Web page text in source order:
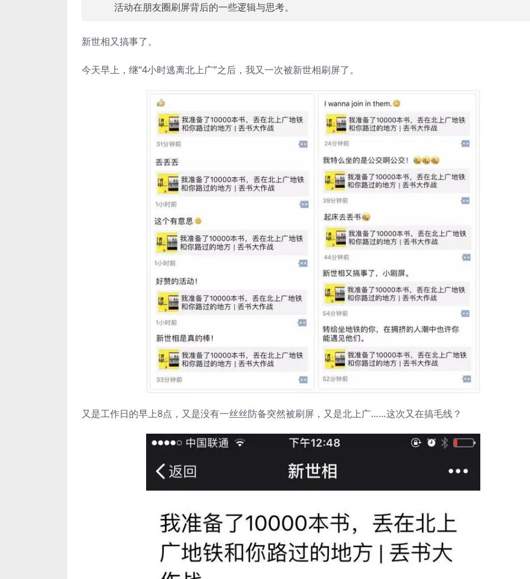
活动在朋友圈刷屏背后的一些逻辑与思考。
新世相又搞事了。
今天早上，继“4小时逃离北上广”之后，我又一次被新世相刷屏了。
又是工作日的早上8点，又是没有一丝丝防备突然被刷屏，又是北上广……这次又在搞毛线？